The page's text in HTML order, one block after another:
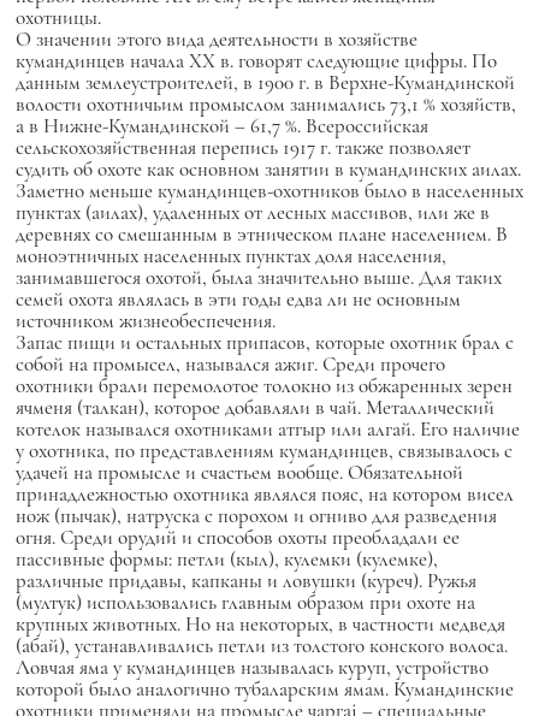
охотницы.
О значении этого вида деятельности в хозяйстве
кумандинцев начала XX в. говорят следующие цифры. По
данным землеустроителей, в 1900 г. в Верхне-Кумандинской
волости охотничьим промыслом занимались 73,1 % хозяйств,
а в Нижне-Кумандинской – 61,7 %. Всероссийская
сельскохозяйственная перепись 1917 г. также позволяет
судить об охоте как основном занятии в кумандинских аилах.
Заметно меньше кумандинцев-охотников было в населенных
пунктах (аилах), удаленных от лесных массивов, или же в
деревнях со смешанным в этническом плане населением. В
моноэтничных населенных пунктах доля населения,
занимавшегося охотой, была значительно выше. Для таких
семей охота являлась в эти годы едва ли не основным
источником жизнеобеспечения.
Запас пищи и остальных припасов, которые охотник брал с
собой на промысел, назывался ажиг. Среди прочего
охотники брали перемолотое толокно из обжаренных зерен
ячменя (талкан), которое добавляли в чай. Металлический
котелок назывался охотниками атгыр или алгай. Его наличие
у охотника, по представлениям кумандинцев, связывалось с
удачей на промысле и счастьем вообще. Обязательной
принадлежностью охотника являлся пояс, на котором висел
нож (пычак), натруска с порохом и огниво для разведения
огня. Среди орудий и способов охоты преобладали ее
пассивные формы: петли (кыл), кулемки (кулемке),
различные придавы, капканы и ловушки (куреч). Ружья
(мултук) использовались главным образом при охоте на
крупных животных. Но на некоторых, в частности медведя
(абай), устанавливались петли из толстого конского волоса.
Ловчая яма у кумандинцев называлась куруп, устройство
которой было аналогично тубаларским ямам. Кумандинские
охотники применяли на промысле чаргаi – специальные